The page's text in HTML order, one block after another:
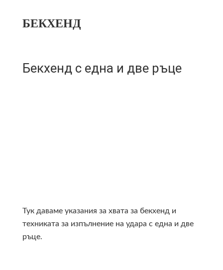
БЕКХЕНД
Бекхенд с една и две ръце
Тук даваме указания за хвата за бекхенд и
техниката за изпълнение на удара с една и две
ръце.